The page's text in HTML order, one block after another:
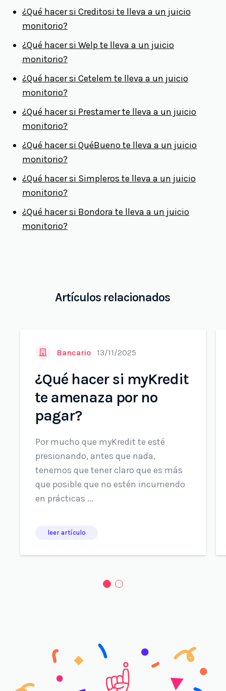
¿Qué hacer si Creditosi te lleva a un juicio
monitorio?
¿Qué hacer si Welp te lleva a un juicio
monitorio?
¿Qué hacer si Cetelem te lleva a un juicio
monitorio?
¿Qué hacer si Prestamer te lleva a un juicio
monitorio?
¿Qué hacer si QuéBueno te lleva a un juicio
monitorio?
¿Qué hacer si Simpleros te lleva a un juicio
monitorio?
¿Qué hacer si Bondora te lleva a un juicio
monitorio?
Artículos relacionados
Bancario 13/11/2025
¿Qué hacer si myKredit
te amenaza por no
pagar?
Por mucho que myKredit te esté
presionando, antes que nada,
tenemos que tener claro que es más
que posible que no estén incurriendo
en prácticas ...
leer artículo